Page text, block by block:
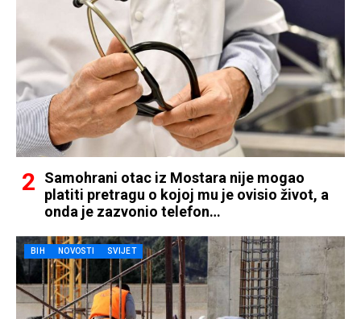
Samohrani otac iz Mostara nije mogao
platiti pretragu o kojoj mu je ovisio život, a
onda je zazvonio telefon…
BIH NOVOSTI SVIJET